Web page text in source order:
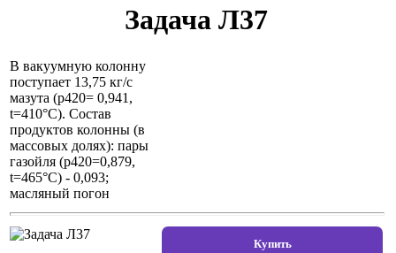
Задача Л37
В вакуумную колонну
поступает 13,75 кг/с
мазута (р420= 0,941,
t=410°С). Состав
продуктов колонны (в
массовых долях): пары
газойля (р420=0,879,
t=465°С) - 0,093;
масляный погон